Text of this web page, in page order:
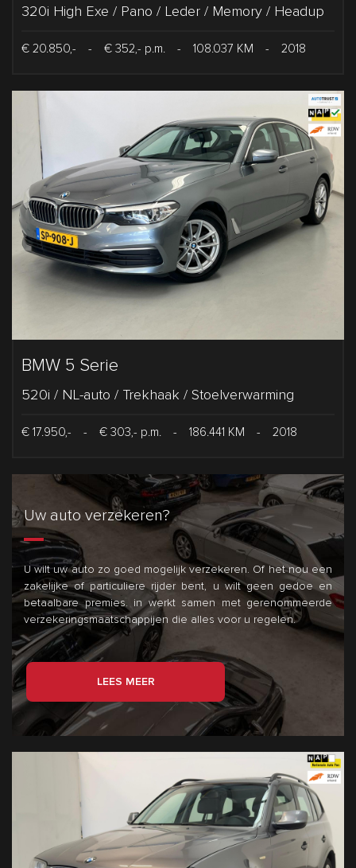
320i High Exe / Pano / Leder / Memory / Headup
€ 20.850,- - € 352,- p.m. - 108.037 KM - 2018
BMW 5 Serie
520i / NL-auto / Trekhaak / Stoelverwarming
€ 17.950,- - € 303,- p.m. - 186.441 KM - 2018
Uw auto verzekeren?
U wilt uw auto zo goed mogelijk verzekeren. Of het nou een
zakelijke of particuliere rijder bent, u wilt geen gedoe en
betaalbare premies. inwerkt samen met gerenommeerde
verzekeringsmaatschappijen die alles voor u regelen.
LEES MEER